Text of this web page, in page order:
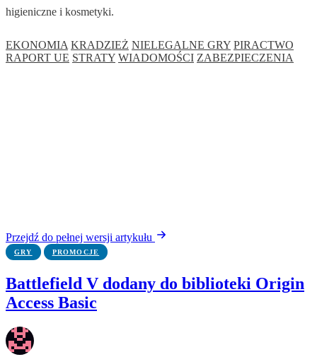
higieniczne i kosmetyki.
EKONOMIA KRADZIEŻ NIELEGALNE GRY PIRACTWO
RAPORT UE STRATY WIADOMOŚCI ZABEZPIECZENIA
Przejdź do pełnej wersji artykułu
GRY PROMOCJE
Battlefield V dodany do biblioteki Origin
Access Basic